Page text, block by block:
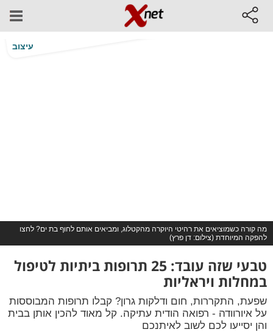
עיצוב
מה קורה כשמוציאים את רהיטי היוקרה מהקטלוג, ומביאים אותם לחוף בת ים? לחצו
להפקה המיוחדת (צילום: דן פרץ)
טבעי שזה עובד: 25 תרופות ביתיות לטיפול
במחלות ויראליות
שפעת, התקררות, חום ודלקות גרון? קבלו תרופות המבוססות
על איורוודה - רפואה הודית עתיקה. קל מאוד להכין אותן בבית
והן יסייעו לכם לשוב לאיתנכם